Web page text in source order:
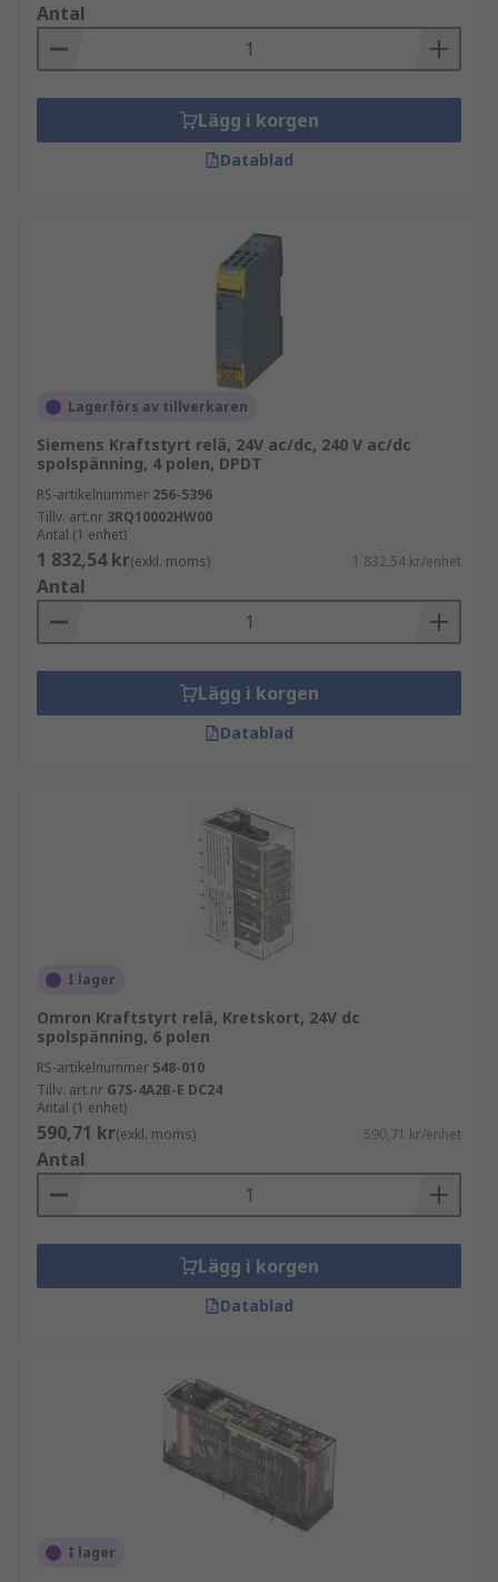
Antal
Lägg i korgen
Datablad
Lagerförs av tillverkaren
Siemens Kraftstyrt relä, 24V ac/dc, 240 V ac/dc
spolspänning, 4 polen, DPDT
RS-artikelnummer 256-5396
Tillv. art.nr 3RQ10002HW00
Antal (1 enhet)
1 832,54 kr(exkl. moms) 1 832,54 kr/enhet
Antal
Lägg i korgen
Datablad
I lager
Omron Kraftstyrt relä, Kretskort, 24V dc
spolspänning, 6 polen
RS-artikelnummer 548-010
Tillv. art.nr G7S-4A2B-E DC24
Antal (1 enhet)
590,71 kr(exkl. moms) 590,71 kr/enhet
Antal
Lägg i korgen
Datablad
I lager